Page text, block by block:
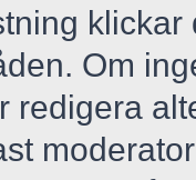
Om
redigera